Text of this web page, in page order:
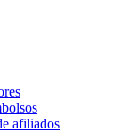
afiliados